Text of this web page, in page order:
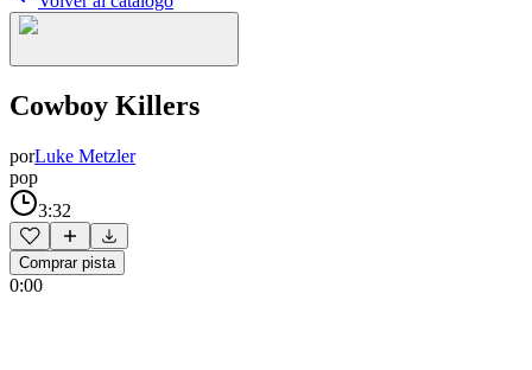
Cowboy Killers
porLuke Metzler
pop
3:32
Comprar pista
0:00